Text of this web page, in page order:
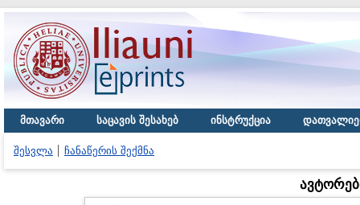
მთავარი საცავის შესახებ ინსტრუქცია
შესვლა ჩანაწერის შექმნა